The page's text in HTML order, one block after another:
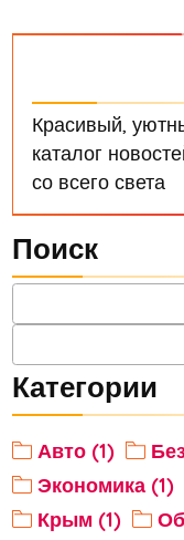
Красивый,
каталог
со всего света
Поиск
Категории
Авто (1)
Экономика (1)
Крым (1)